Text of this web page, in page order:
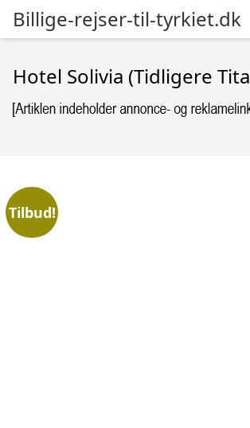
Billige-rejser-til-tyrkiet.dk
Hotel Solivia (Tidligere
Tilbud!